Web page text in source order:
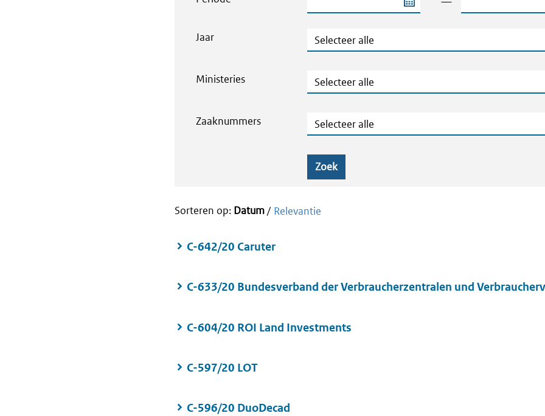
Jaar Jaar
Ministeries Ministeries
Zaaknummers Zaaknummers
Zoek
Sorteren op: Datum/ Relevantie
C-642/20 Caruter
C-633/20 Bundesverband der Verbraucherzentralen und
C-604/20 ROI Land Investments
C-597/20 LOT
C-596/20 DuoDecad